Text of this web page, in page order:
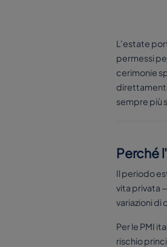
L'estate
permessi
cerimonie
sempre più
Perché
Il periodo
vita privata
variazioni di
Per le PMI
rischio